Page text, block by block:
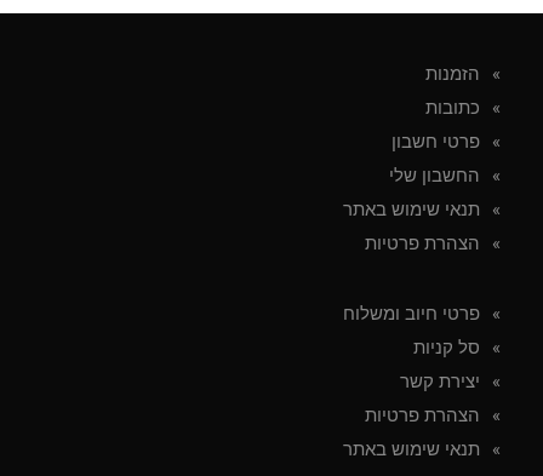
הזמנות
כתובות
פרטי חשבון
החשבון שלי
תנאי שימוש באתר
הצהרת פרטיות
פרטי חיוב ומשלוח
סל קניות
יצירת קשר
הצהרת פרטיות
תנאי שימוש באתר